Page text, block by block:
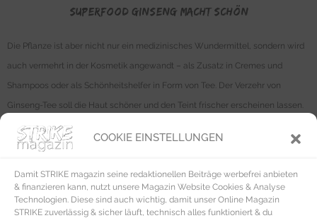
COOKIE EINSTELLUNGEN
Damit STRIKE magazin seine redaktionellen Beiträge werbefrei anbieten
& finanzieren kann, nutzt unsere Magazin Website Cookies & Analyse
Technologien. Diese sind auch wichtig, damit unser Online Magazin
STRIKE zuverlässig & sicher läuft, technisch alles funktioniert & du
Superfood Ginseng macht schön
Die Pflanze ist aber nicht nur ein medizinisches Wundermittel, sondern wird
auch vermehrt in der Kosmetik angewandt – als Zusatz in Cremes und
Shampoos oder als Schönheitshelfer in Form von Tee. Der Verzehr von
Ginseng-Tee soll die Haut schöner und den Teint frischer erscheinen lassen.
Die Durchblutung der Haut wird verbessert und dadurch die Hautporen
verfeinert. Männer nutzen die Kraft der Wurzel ebenfalls, soll Ginseng doch
Haarwachstum stimulieren. Für das innere Schönheitsempfinden sorgt
Ginseng ebenso, indem es die Herstellung von Östrogenen unterstützt und so